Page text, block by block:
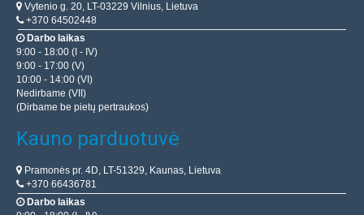
Vytenio g. 20, LT-03229 Vilnius, Lietuva
+370 64502448
Darbo laikas
9:00 - 18:00 (I - IV)
9:00 - 17:00 (V)
10:00 - 14:00 (VI)
Nedirbame (VII)
(Dirbame be pietų pertraukos)
Kauno parduotuvė
Pramonės pr. 4D, LT-51329, Kaunas, Lietuva
+370 66436781
Darbo laikas